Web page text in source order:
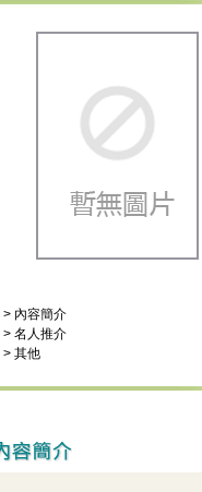
> 內容簡介
> 名人推介
> 其他